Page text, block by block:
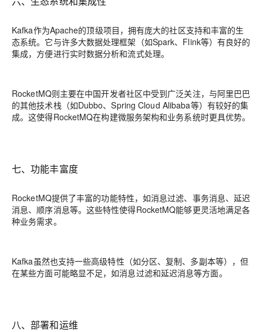
Kafka作为Apache的顶级项目，拥有庞大的社区支持和丰富的生
态系统。它与许多大数据处理框架（如Spark、Flink等）有良好的
集成，方便进行实时数据分析和流式处理。
RocketMQ则主要在中国开发者社区中受到广泛关注，与阿里巴巴
的其他技术栈（如Dubbo、Spring Cloud Alibaba等）有较好的集
成。这使得RocketMQ在构建微服务架构和业务系统时更具优势。
七、功能丰富度
RocketMQ提供了丰富的功能特性，如消息过滤、事务消息、延迟
消息、顺序消息等。这些特性使得RocketMQ能够更灵活地满足各
种业务需求。
Kafka虽然也支持一些高级特性（如分区、复制、多副本等），但
在某些方面可能略显不足，如消息过滤和延迟消息等方面。
八、部署和运维